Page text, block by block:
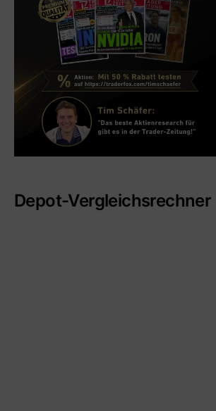
Depot-Vergleichsrechner